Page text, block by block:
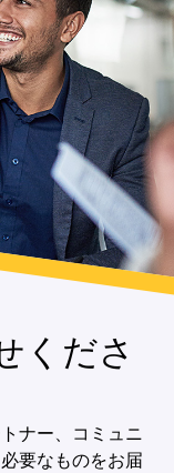
くださ
ナー、コミュニ
要なものをお届